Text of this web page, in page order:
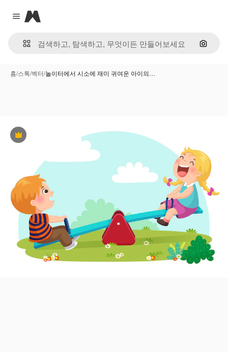
Close menu
Magnific
이미지
홈/스톡/벡터/놀이터에서 시소에 재미 귀여운 아이의…
프리미엄